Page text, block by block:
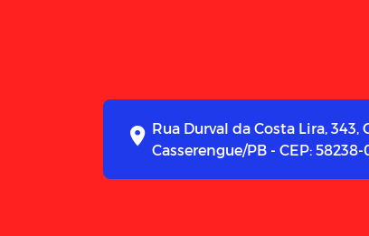
Rua Durval da Costa Lira, 343,
Casserengue/PB - CEP: